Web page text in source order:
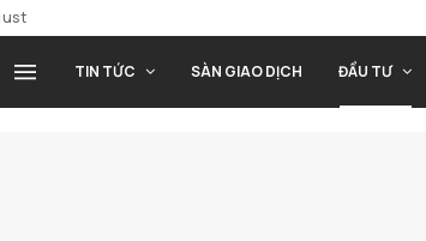
TIN TỨC SÀN GIAO DỊCH ĐẦU TƯ